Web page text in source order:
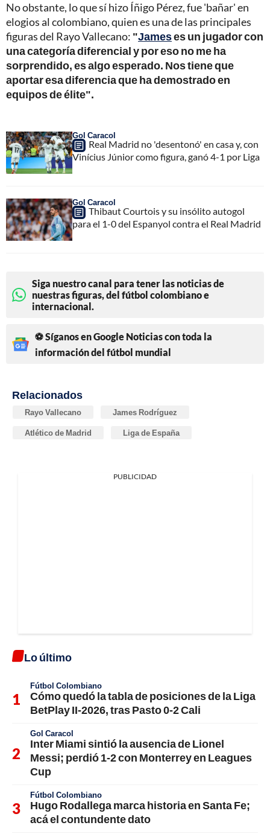
No obstante, lo que sí hizo Íñigo Pérez, fue 'bañar' en
elogios al colombiano, quien es una de las principales
figuras del Rayo Vallecano: "Jameses un jugador con
una categoría diferencial y por eso no me ha
sorprendido, es algo esperado. Nos tiene que
aportar esa diferencia que ha demostrado en
equipos de élite".
Gol Caracol
Real Madrid no 'desentonó' en casa y, con
Vinícius Júnior como figura, ganó 4-1 por Liga
Gol Caracol
Thibaut Courtois y su insólito autogol
para el 1-0 del Espanyol contra el Real Madrid
Siga nuestro canal para tener las noticias de
nuestras figuras, del fútbol colombiano e
internacional.
⚽ Síganos en Google Noticias con toda la
información del fútbol mundial
Relacionados
Rayo Vallecano James Rodríguez
Atlético de Madrid Liga de España
PUBLICIDAD
Lo último
Fútbol Colombiano
Cómo quedó la tabla de posiciones de la Liga
BetPlay II-2026, tras Pasto 0-2 Cali
Gol Caracol
Inter Miami sintió la ausencia de Lionel
Messi; perdió 1-2 con Monterrey en Leagues
Cup
Fútbol Colombiano
Hugo Rodallega marca historia en Santa Fe;
acá el contundente dato